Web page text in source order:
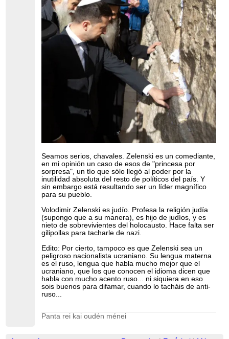
Seamos serios, chavales. Zelenski es un comediante,
en mi opinión un caso de esos de "princesa por
sorpresa", un tío que sólo llegó al poder por la
inutilidad absoluta del resto de políticos del país. Y
sin embargo está resultando ser un líder magnífico
para su pueblo.
Volodimir Zelenski es judío. Profesa la religión judía
(supongo que a su manera), es hijo de judíos, y es
nieto de sobrevivientes del holocausto. Hace falta ser
gilipollas para tacharle de nazi.
Edito: Por cierto, tampoco es que Zelenski sea un
peligroso nacionalista ucraniano. Su lengua materna
es el ruso, lengua que habla mucho mejor que el
ucraniano, que los que conocen el idioma dicen que
habla con mucho acento ruso... ni siquiera en eso
sois buenos para difamar, cuando lo tacháis de anti-
ruso...
Panta rei kai oudén ménei